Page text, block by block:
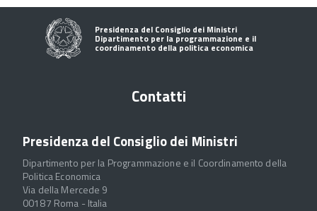
Presidenza del Consiglio dei Ministri
Dipartimento per la programmazione e il
coordinamento della politica economica
Contatti
Presidenza del Consiglio dei Ministri
Dipartimento per la Programmazione e il Coordinamento della
Politica Economica
Via della Mercede 9
00187 Roma - Italia